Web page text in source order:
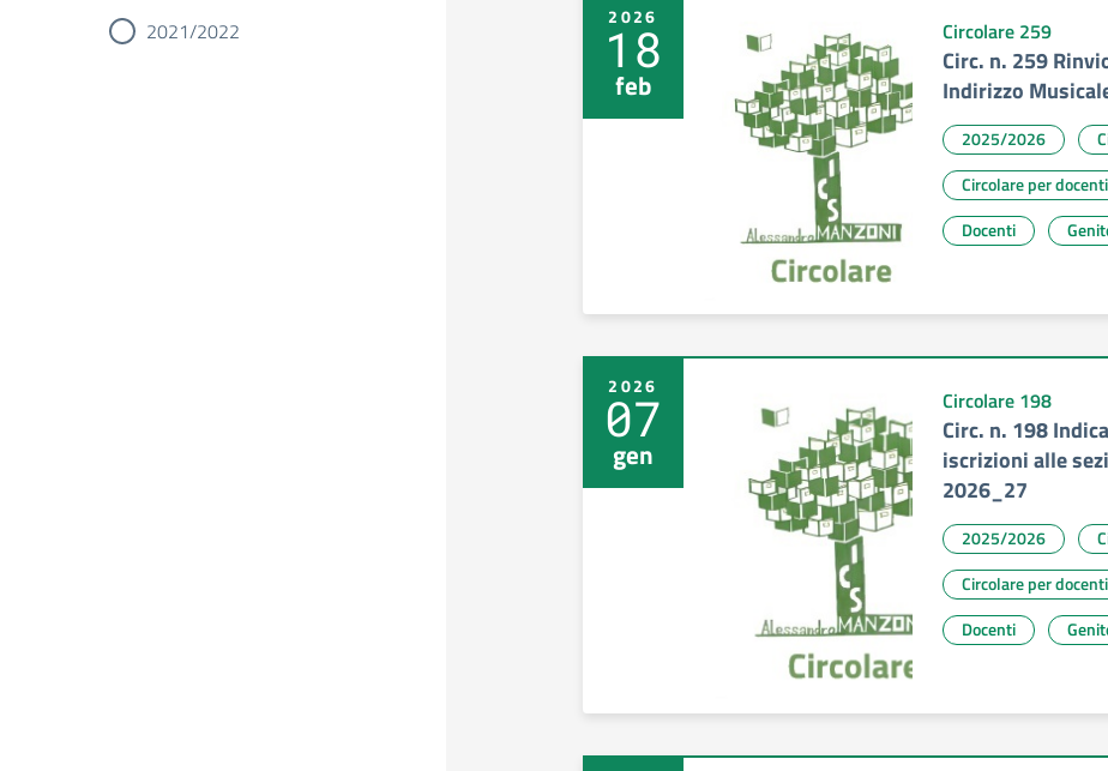
2021/2022
2026
18
feb
Circolare 259
Circ. n. 259
Indirizzo
2025/2026
Circolare per
Docenti
2026
07
gen
Circolare 198
Circ. n. 198
iscrizioni alle
2026_27
2025/2026
Circolare per
Docenti